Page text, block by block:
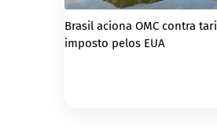
Brasil aciona OMC contra
imposto pelos EUA